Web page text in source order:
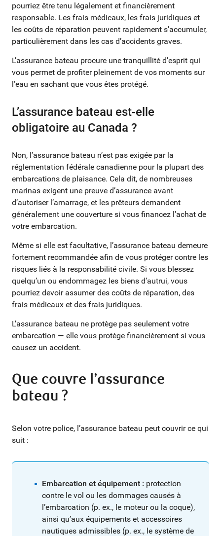
pourriez être tenu légalement et financièrement
responsable. Les frais médicaux, les frais juridiques et
les coûts de réparation peuvent rapidement s’accumuler,
particulièrement dans les cas d’accidents graves.
L’assurance bateau procure une tranquillité d’esprit qui
vous permet de profiter pleinement de vos moments sur
l’eau en sachant que vous êtes protégé.
L’assurance bateau est-elle
obligatoire au Canada ?
Non, l’assurance bateau n’est pas exigée par la
réglementation fédérale canadienne pour la plupart des
embarcations de plaisance. Cela dit, de nombreuses
marinas exigent une preuve d’assurance avant
d’autoriser l’amarrage, et les prêteurs demandent
généralement une couverture si vous financez l’achat de
votre embarcation.
Même si elle est facultative, l’assurance bateau demeure
fortement recommandée afin de vous protéger contre les
risques liés à la responsabilité civile. Si vous blessez
quelqu’un ou endommagez les biens d’autrui, vous
pourriez devoir assumer des coûts de réparation, des
frais médicaux et des frais juridiques.
L’assurance bateau ne protège pas seulement votre
embarcation — elle vous protège financièrement si vous
causez un accident.
Que couvre l’assurance
bateau ?
Selon votre police, l’assurance bateau peut couvrir ce qui
suit :
Embarcation et équipement : protection
contre le vol ou les dommages causés à
l’embarcation (p. ex., le moteur ou la coque),
ainsi qu’aux équipements et accessoires
nautiques admissibles (p. ex., le système de